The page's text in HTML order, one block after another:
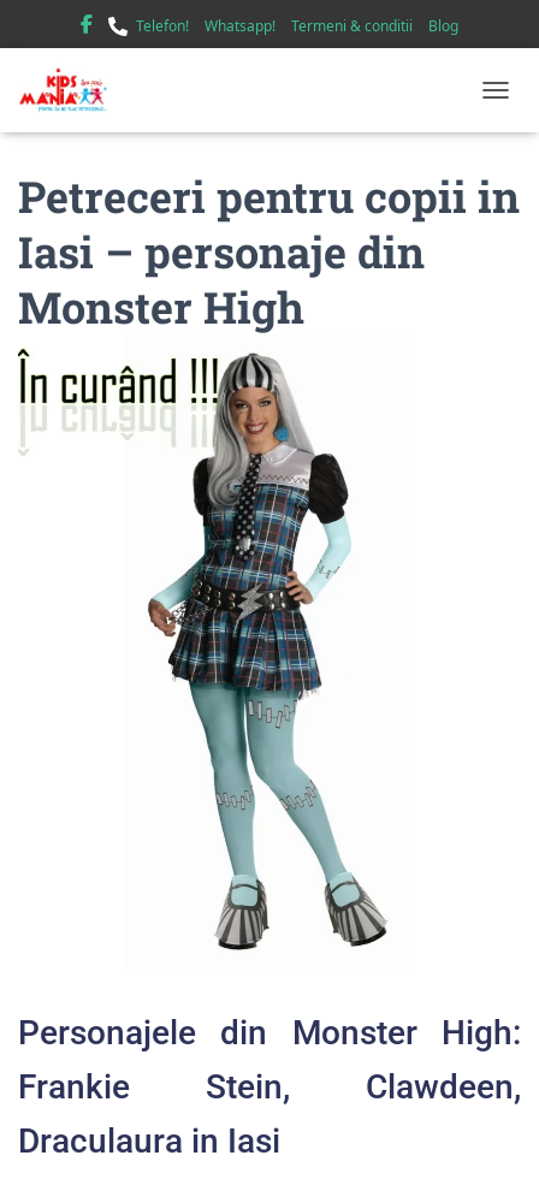
Telefon! Whatsapp! Termeni & conditii Blog
Petreceri pentru copii in
Iasi – personaje din
Monster High
Personajele din Monster High:
Frankie Stein, Clawdeen,
Draculaura in Iasi